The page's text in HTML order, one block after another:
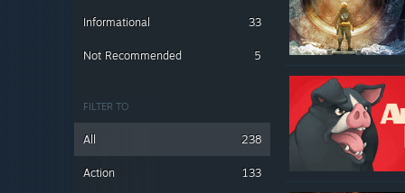
Informational 33
Not Recommended 5
FILTER TO
All 238
Action 133